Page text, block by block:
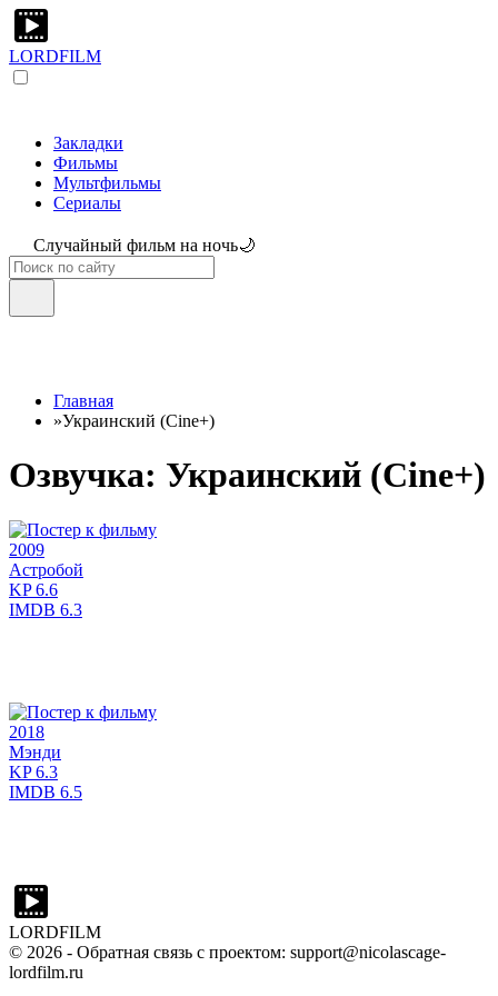
LORDFILM
Закладки
Фильмы
Мультфильмы
Сериалы
Случайный фильм на ночь🌙
Главная
»Украинский (Cine+)
Озвучка: Украинский (Cine+)
2009
Астробой
KP6.6
IMDB 6.3
2018
Мэнди
KP6.3
IMDB 6.5
LORDFILM
© 2026 - Обратная связь с проектом: support@nicolascage-
lordfilm.ru